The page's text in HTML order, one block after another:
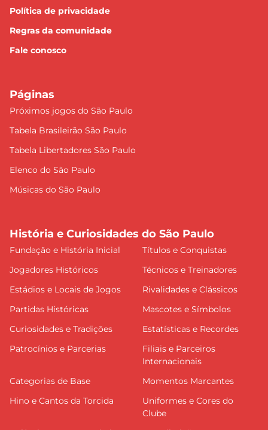
Política de privacidade
Regras da comunidade
Fale conosco
Páginas
Próximos jogos do São Paulo
Tabela Brasileirão São Paulo
Tabela Libertadores São Paulo
Elenco do São Paulo
Músicas do São Paulo
História e Curiosidades do São Paulo
Fundação e História Inicial
Títulos e Conquistas
Jogadores Históricos
Técnicos e Treinadores
Estádios e Locais de Jogos
Rivalidades e Clássicos
Partidas Históricas
Mascotes e Símbolos
Curiosidades e Tradições
Estatísticas e Recordes
Patrocínios e Parcerias
Filiais e Parceiros
Internacionais
Categorias de Base
Momentos Marcantes
Hino e Cantos da Torcida
Uniformes e Cores do
Clube